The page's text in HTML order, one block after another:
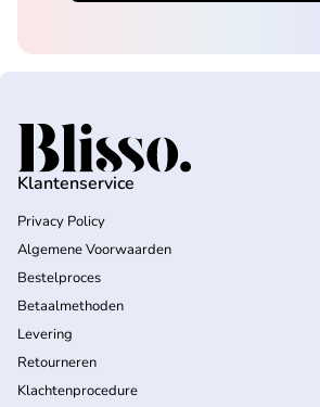
Home
Klantenservice
Privacy Policy
Algemene Voorwaarden
Bestelproces
Betaalmethoden
Levering
Retourneren
Klachtenprocedure